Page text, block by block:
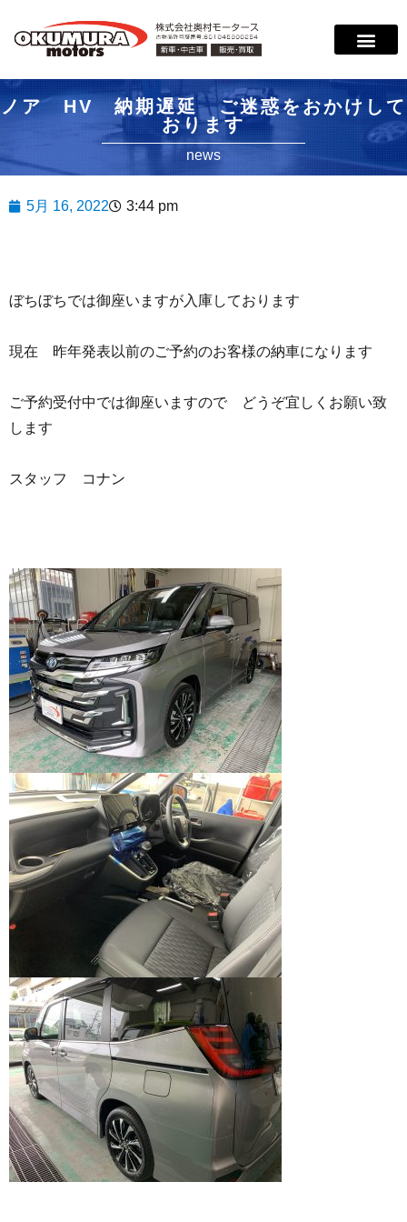
ノア HV 納期遅延 ご迷惑をおかけして
おります
news
5月 16, 2022 3:44 pm
ぼちぼちでは御座いますが入庫しております
現在 昨年発表以前のご予約のお客様の納車になります
ご予約受付中では御座いますので どうぞ宜しくお願い致
します
スタッフ コナン